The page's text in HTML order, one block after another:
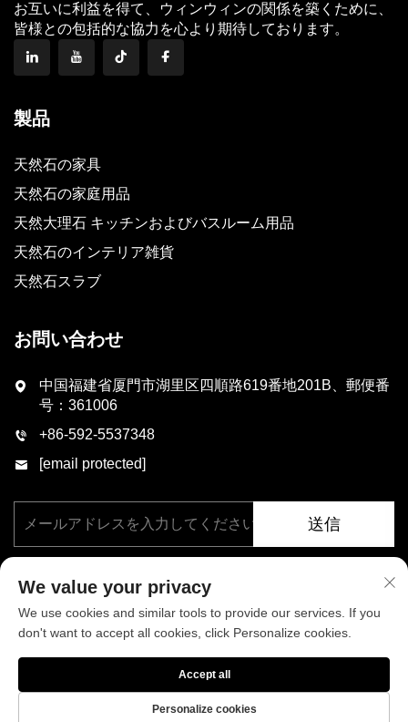
お互いに利益を得て、ウィンウィンの関係を築くために、
皆様との包括的な協力を心より期待しております。
製品
天然石の家具
天然石の家庭用品
天然大理石 キッチンおよびバスルーム用品
天然石のインテリア雑貨
天然石スラブ
お問い合わせ
中国福建省厦門市湖里区四順路619番地201B、郵便番
号：361006
+86-592-5537348
[email protected]
送信
著作権 © 厦門フェニックス工業有限公司、すべての権利を保有。
当社について
ニュース お問い合わせ
We value your privacy
We use cookies and similar tools to provide our services. If you
don't want to accept all cookies, click Personalize cookies.
Personalize cookies
Accept all